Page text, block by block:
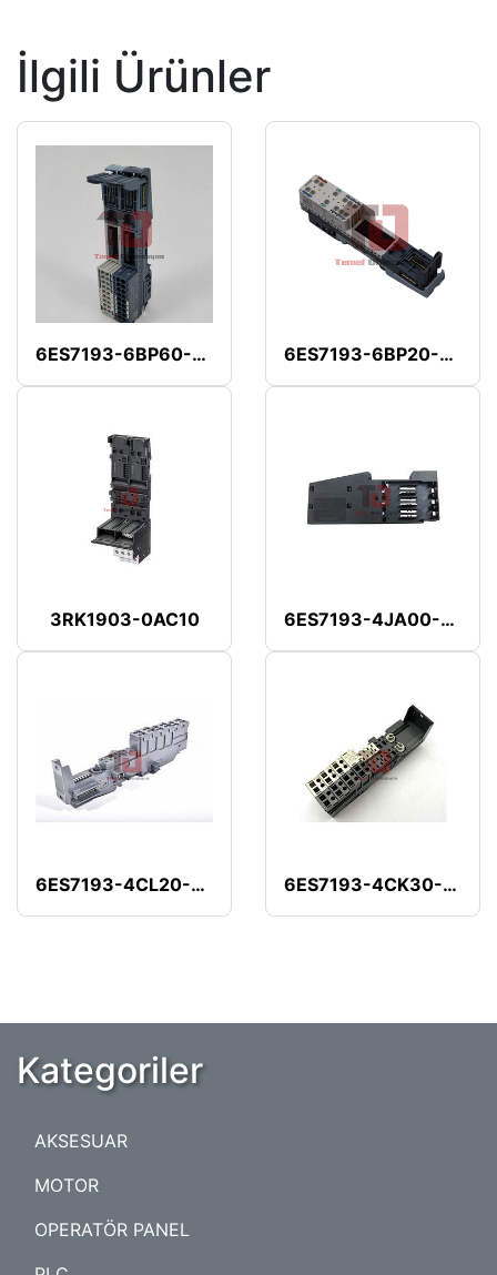
İlgili Ürünler
6ES7193-6BP60-0DA0 6ES7193-6BP20-0DC0
3RK1903-0AC10 6ES7193-4JA00-0AA0
6ES7193-4CL20-0AA0 6ES7193-4CK30-0AA0
Kategoriler
AKSESUAR
MOTOR
OPERATÖR PANEL